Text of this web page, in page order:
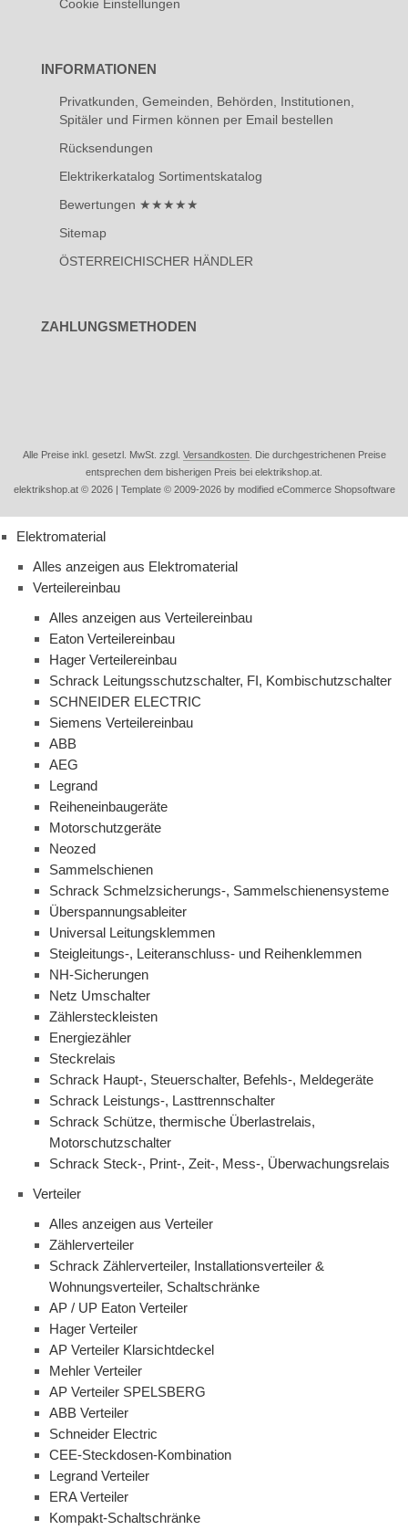
Cookie Einstellungen
INFORMATIONEN
Privatkunden, Gemeinden, Behörden, Institutionen,
Spitäler und Firmen können per Email bestellen
Rücksendungen
Elektrikerkatalog Sortimentskatalog
Bewertungen ★★★★★
Sitemap
ÖSTERREICHISCHER HÄNDLER
ZAHLUNGSMETHODEN
Alle Preise inkl. gesetzl. MwSt. zzgl. Versandkosten. Die durchgestrichenen Preise
entsprechen dem bisherigen Preis bei elektrikshop.at.
elektrikshop.at © 2026 | Template © 2009-2026 by modified eCommerce Shopsoftware
Elektromaterial
Alles anzeigen aus Elektromaterial
Verteilereinbau
Alles anzeigen aus Verteilereinbau
Eaton Verteilereinbau
Hager Verteilereinbau
Schrack Leitungsschutzschalter, FI, Kombischutzschalter
SCHNEIDER ELECTRIC
Siemens Verteilereinbau
ABB
AEG
Legrand
Reiheneinbaugeräte
Motorschutzgeräte
Neozed
Sammelschienen
Schrack Schmelzsicherungs-, Sammelschienensysteme
Überspannungsableiter
Universal Leitungsklemmen
Steigleitungs-, Leiteranschluss- und Reihenklemmen
NH-Sicherungen
Netz Umschalter
Zählersteckleisten
Energiezähler
Steckrelais
Schrack Haupt-, Steuerschalter, Befehls-, Meldegeräte
Schrack Leistungs-, Lasttrennschalter
Schrack Schütze, thermische Überlastrelais,
Motorschutzschalter
Schrack Steck-, Print-, Zeit-, Mess-, Überwachungsrelais
Verteiler
Alles anzeigen aus Verteiler
Zählerverteiler
Schrack Zählerverteiler, Installationsverteiler &
Wohnungsverteiler, Schaltschränke
AP / UP Eaton Verteiler
Hager Verteiler
AP Verteiler Klarsichtdeckel
Mehler Verteiler
AP Verteiler SPELSBERG
ABB Verteiler
Schneider Electric
CEE-Steckdosen-Kombination
Legrand Verteiler
ERA Verteiler
Kompakt-Schaltschränke